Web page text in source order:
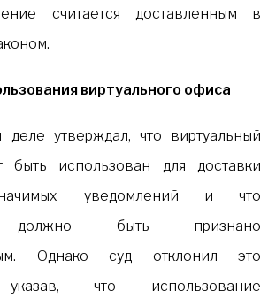
считается доставленным в
виртуального офиса
утверждал, что виртуальный
использован для доставки
уведомлений и что
должно быть признано
Однако суд отклонил это
указав, что использование